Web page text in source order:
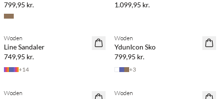
799,95 kr.
1.099,95 kr.
Woden
Line Sandaler
749,95 kr.
+14
Woden
YdunIcon Sko
799,95 kr.
+3
Woden Woden